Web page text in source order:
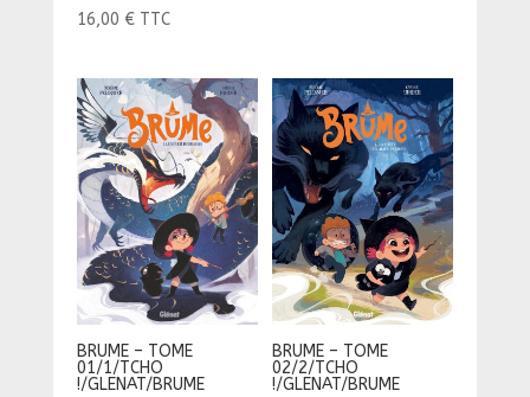
16,00 € TTC
BRUME – TOME
01/1/TCHO
!/GLENAT/BRUME
BRUME – TOME
02/2/TCHO
!/GLENAT/BRUME